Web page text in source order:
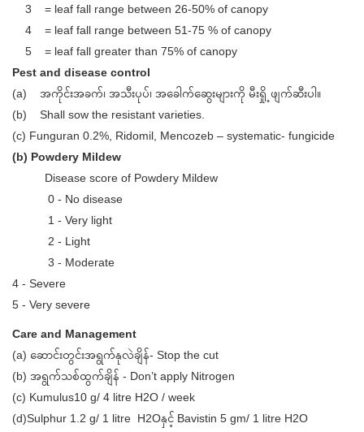
3 = leaf fall range between 26-50% of canopy
4 = leaf fall range between 51-75 % of canopy
5 = leaf fall greater than 75% of canopy
Pest and disease control
(a) အကိုင်းအခက်၊ အသီးပုပ်၊ အခေါက်ဆွေးများကို မီးရှို့ ဖျက်ဆီးပါ။
(b) Shall sow the resistant varieties.
(c) Funguran 0.2%, Ridomil, Mencozeb – systematic- fungicide
(b) Powdery Mildew
Disease score of Powdery Mildew
0 - No disease
1 - Very light
2 - Light
3 - Moderate
4 - Severe
5 - Very severe
Care and Management
(a) ဆောင်းတွင်းအရွက်နုလဲချိန်- Stop the cut
(b) အရွက်သစ်ထွက်ချိန် - Don’t apply Nitrogen
(c) Kumulus10 g/ 4 litre H2O / week
(d)Sulphur 1.2 g/ 1 litre H2Oနှင့် Bavistin 5 gm/ 1 litre H2O